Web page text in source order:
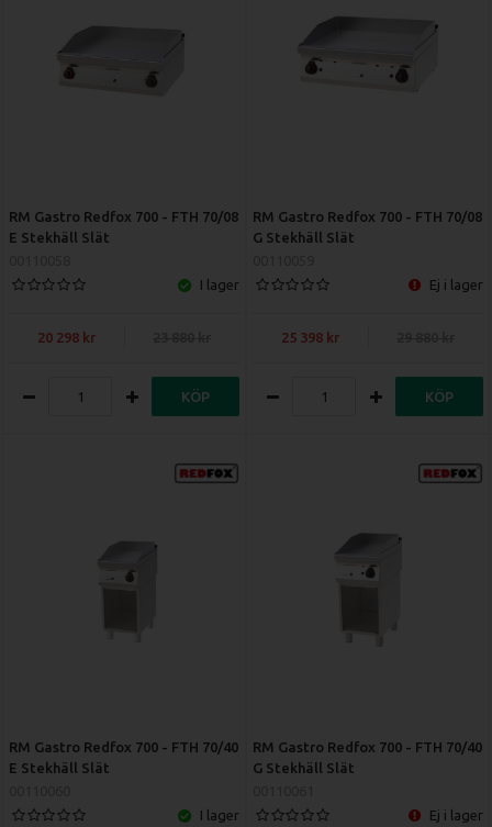
RM Gastro Redfox 700 - FTH 70/08
E Stekhäll Slät
I lager
20 298
KÖP
RM Gastro Redfox 700 - FTH 70/08
G Stekhäll Slät
Ej i lager
25 398
KÖP
RM Gastro Redfox 700 - FTH 70/40
E Stekhäll Slät
I lager
RM Gastro Redfox 700 - FTH 70/40
G Stekhäll Slät
Ej i lager